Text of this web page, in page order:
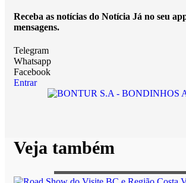
Receba as notícias do Notícia Já no seu
mensagens.
Telegram
Whatsapp
Facebook
Entrar
Veja também